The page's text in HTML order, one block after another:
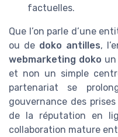
factuelles.
Que l’on parle d’une
ou de doko antilles,
webmarketing doko
et non un simple
partenariat se
gouvernance des
de la réputation en
collaboration mature